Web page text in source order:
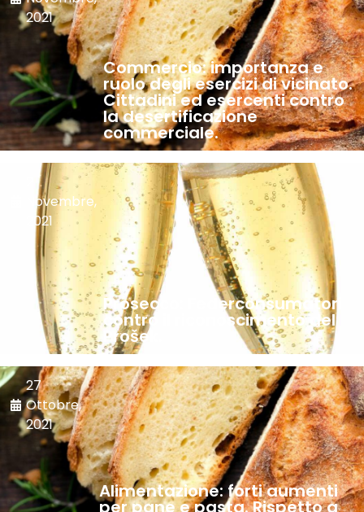
2021
Commercio: importanza e
ruolo degli esercizi di vicinato.
Cittadini ed esercenti contro
la desertificazione
commerciale.
Novembre,
2021
Prosecco: Federconsumatori
contro il riconoscimento del
Prošek.
27
Ottobre,
2021
Alimentazione: forti aumenti
per pane e pasta. Rispetto a